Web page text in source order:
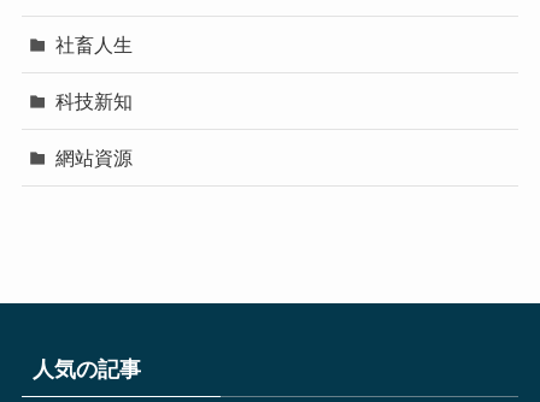
社畜人生
科技新知
網站資源
人気の記事